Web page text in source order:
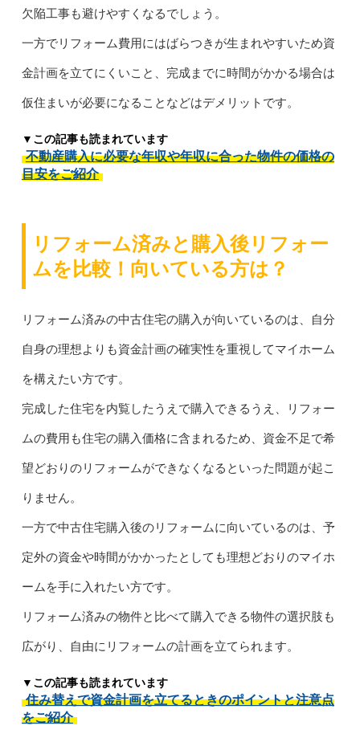
欠陥工事も避けやすくなるでしょう。
一方でリフォーム費用にはばらつきが生まれやすいため資
金計画を立てにくいこと、完成までに時間がかかる場合は
仮住まいが必要になることなどはデメリットです。
▼この記事も読まれています
不動産購入に必要な年収や年収に合った物件の価格の
目安をご紹介
リフォーム済みと購入後リフォー
ムを比較！向いている方は？
リフォーム済みの中古住宅の購入が向いているのは、自分
自身の理想よりも資金計画の確実性を重視してマイホーム
を構えたい方です。
完成した住宅を内覧したうえで購入できるうえ、リフォー
ムの費用も住宅の購入価格に含まれるため、資金不足で希
望どおりのリフォームができなくなるといった問題が起こ
りません。
一方で中古住宅購入後のリフォームに向いているのは、予
定外の資金や時間がかかったとしても理想どおりのマイホ
ームを手に入れたい方です。
リフォーム済みの物件と比べて購入できる物件の選択肢も
広がり、自由にリフォームの計画を立てられます。
▼この記事も読まれています
住み替えで資金計画を立てるときのポイントと注意点
をご紹介